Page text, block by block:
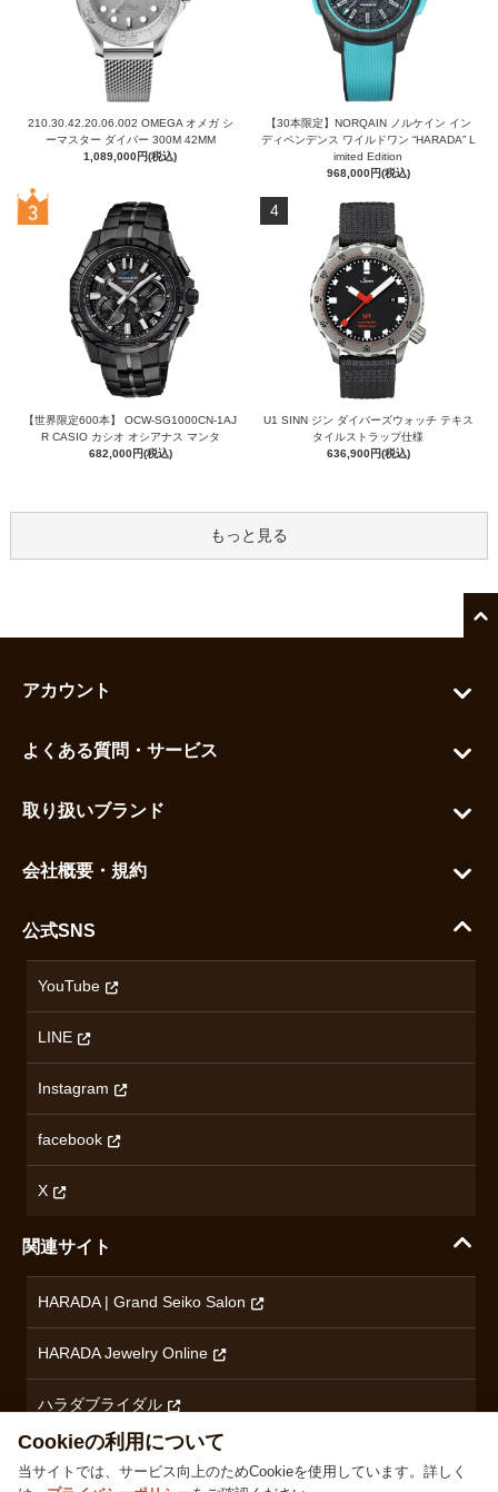
210.30.42.20.06.002 OMEGA オメガ シ
ーマスター ダイバー 300M 42MM
1,089,000円(税込)
【30本限定】NORQAIN ノルケイン イン
ディペンデンス ワイルドワン “HARADA” L
imited Edition
968,000円(税込)
【世界限定600本】 OCW-SG1000CN-1AJ
R CASIO カシオ オシアナス マンタ
682,000円(税込)
4
U1 SINN ジン ダイバーズウォッチ テキス
タイルストラップ仕様
636,900円(税込)
もっと見る
アカウント
お気に入りを見る
よくある質問・サービス
ご利用ガイド
配送・送料について
ハラダの保証とアフターサービス
取り扱いブランド
セイコー
カシオ
オリエントスター
ロンジン
チューダー
ブランド一覧を見る
会社概要・規約
沿革
特定商取引法に基づく表記
プライバシーポリシー
無断転載・商用利用について
コンテンツ制作ポリシーおよび生成AIの利用指針
公式SNS
YouTube
LINE
Instagram
facebook
X
関連サイト
HARADA | Grand Seiko Salon
HARADA Jewelry Online
ハラダブライダル
株式会社ハラダ 徳島県徳島市沖浜東1丁目9 古物商許可：徳島県公安委員会 第801010001664号
Cookieの利用について
当サイトでは、サービス向上のためCookieを使用しています。詳しく